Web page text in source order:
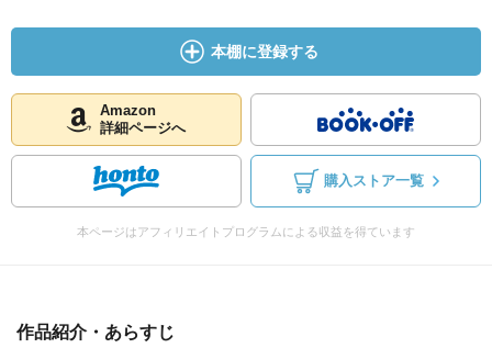
本棚に登録する
Amazon
詳細ページへ
購入ストア一覧
本ページはアフィリエイトプログラムによる収益を得ています
作品紹介・あらすじ